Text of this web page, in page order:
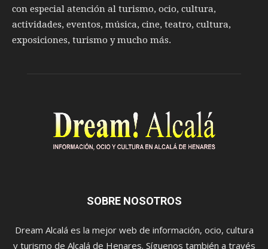
con especial atención al turismo, ocio, cultura,
actividades, eventos, música, cine, teatro, cultura,
exposiciones, turismo y mucho más.
SOBRE NOSOTROS
Dream Alcalá es la mejor web de información, ocio, cultura
y turismo de Alcalá de Henares. Síguenos también a través